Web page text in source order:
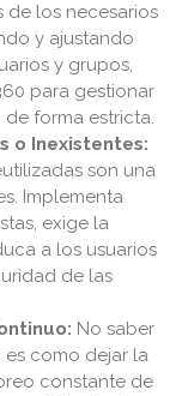
de los necesarios
y ajustando
y grupos,
para gestionar
forma estricta.
o Inexistentes:
son una
Implementa
exige la
a los usuarios
de las
No saber
como dejar la
constante de